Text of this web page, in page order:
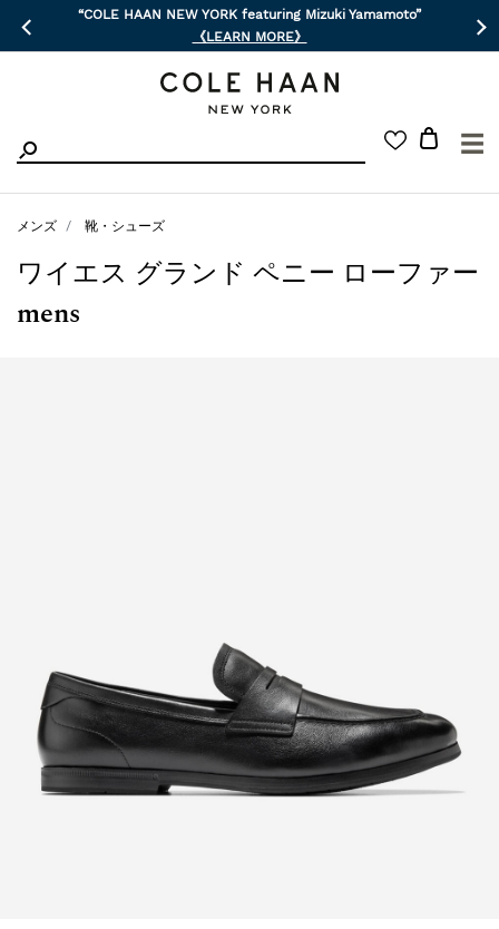
“COLE HAAN NEW YORK featuring Mizuki Yamamoto”
《LEARN MORE》
☰
メンズ 靴・シューズ
ワイエス グランド ペニー ローファー
mens